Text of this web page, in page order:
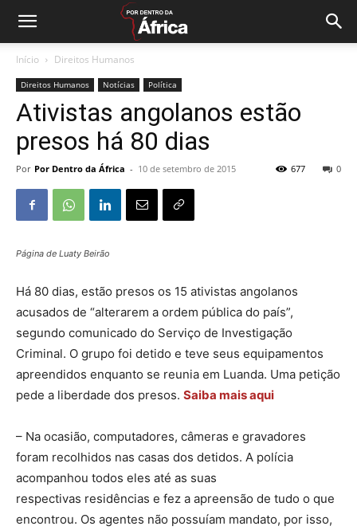
Início Direitos Humanos
Direitos Humanos Notícias Política
Ativistas angolanos estão
presos há 80 dias
Por Por Dentro da África - 10 de setembro de 2015 0
677
Página de Luaty Beirão
Há 80 dias, estão presos os 15 ativistas angolanos
acusados de “alterarem a ordem pública do país”,
segundo comunicado do Serviço de Investigação
Criminal. O grupo foi detido e teve seus equipamentos
apreendidos enquanto se reunia em Luanda. Uma petição
pede a liberdade dos presos. Saiba mais aqui
– Na ocasião, computadores, câmeras e gravadores
foram recolhidos nas casas dos detidos. A polícia
acompanhou todos eles até as suas
respectivas residências e fez a apreensão de tudo o que
encontrou. Os agentes não possuíam mandato, por isso,